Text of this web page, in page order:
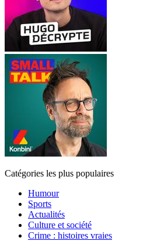
Catégories les plus populaires
Humour
Sports
Actualités
Culture et société
Crime : histoires vraies